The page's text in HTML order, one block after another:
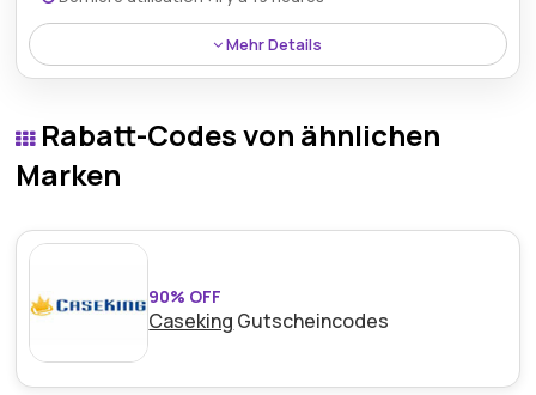
Mehr Details
Profitieren Sie von der 14-tägigen kostenlosen
So können Sie problemlos Rückgaben und
Umtäusche durchführen, wenn Ihr Neukauf nicht
Ihren Erwartungen entspricht.
Rabatt-Codes von ähnlichen
Marken
90% OFF
Caseking Gutscheincodes